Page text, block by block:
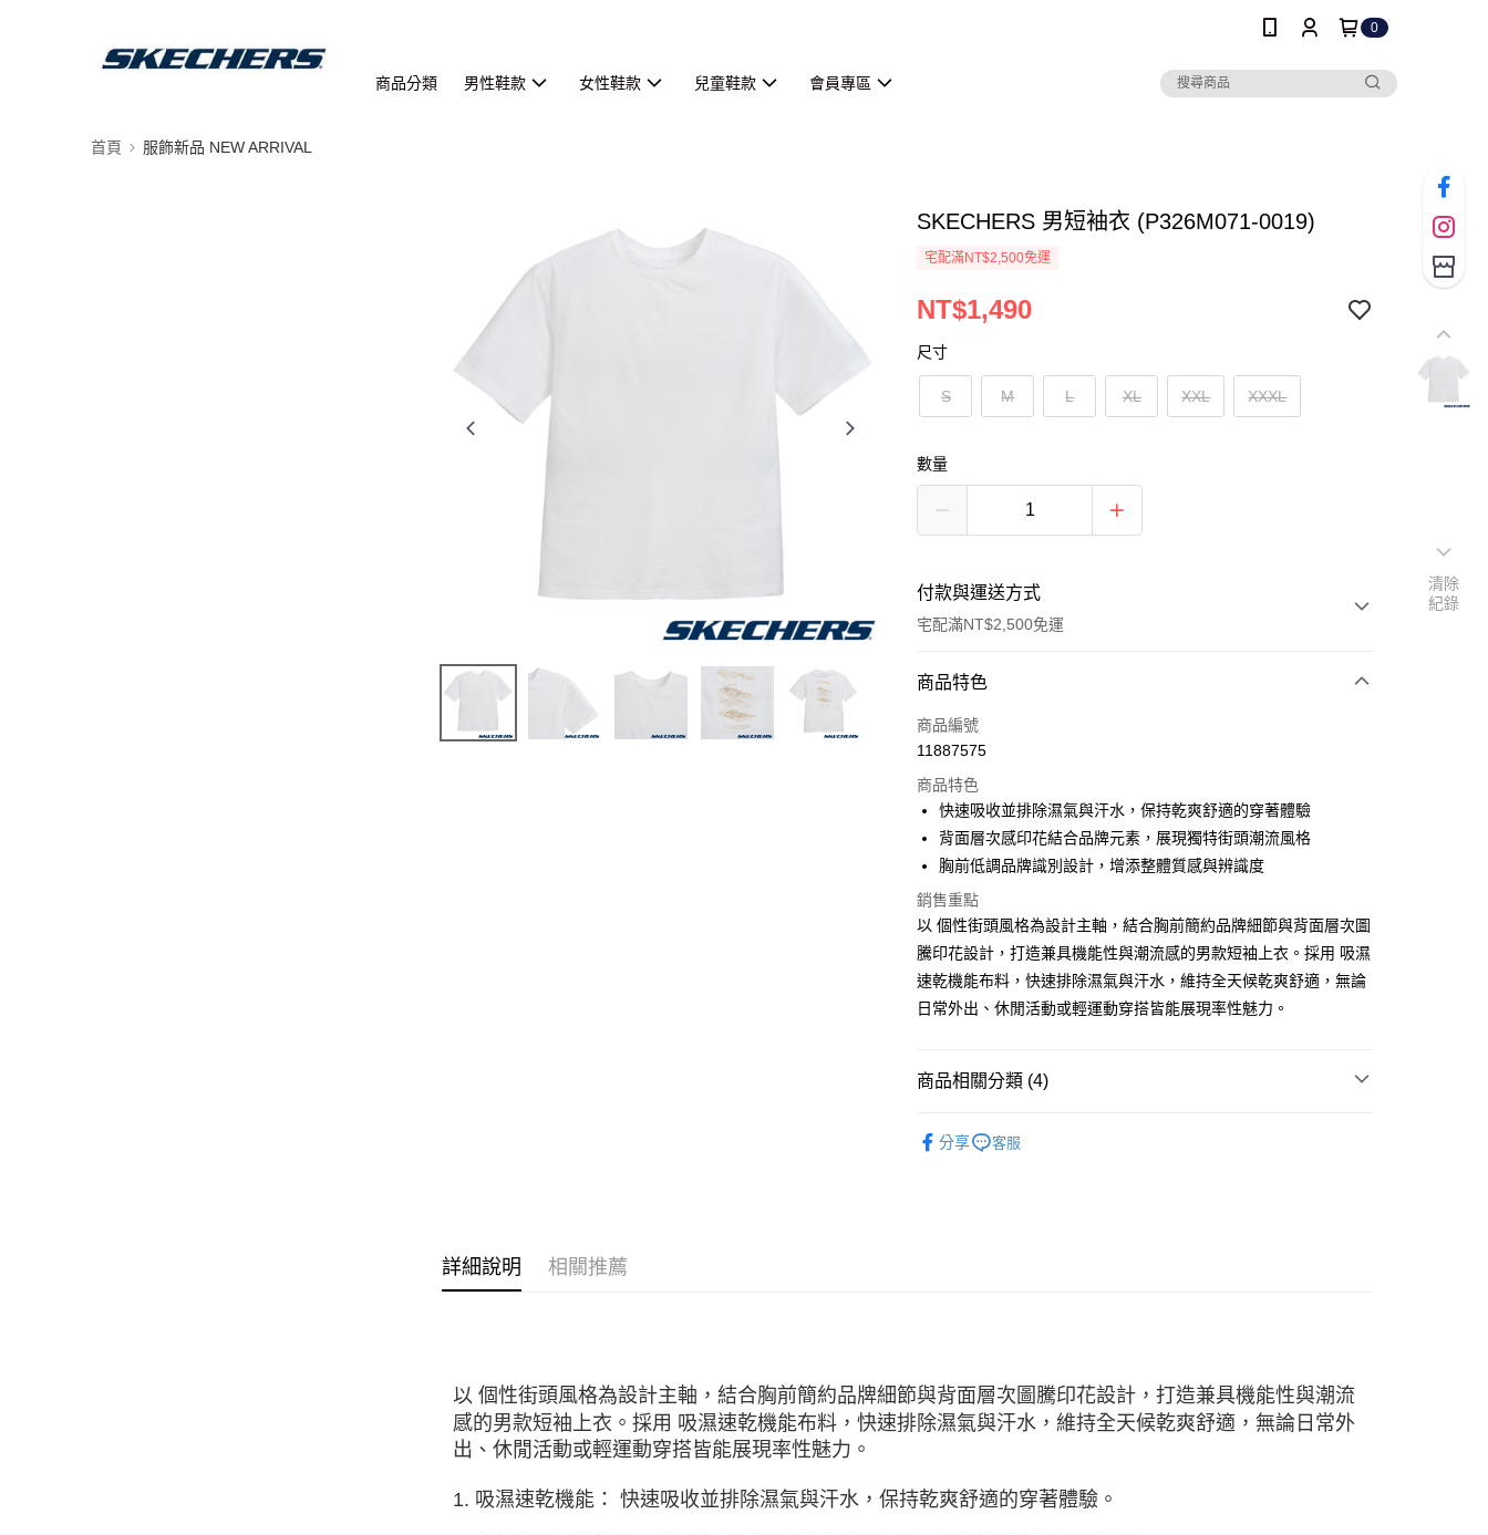
0
商品分類 男性鞋款 女性鞋款 兒童鞋款 會員專區
首頁 服飾新品 NEW ARRIVAL
SKECHERS 男短袖衣 (P326M071-0019)
宅配滿NT$2,500免運
NT$1,490
尺寸
S M L XL XXL XXXL
數量
付款與運送方式
宅配滿NT$2,500免運
付款方式
信用卡一次付款
大哥付你分期
相關說明
【大哥付你分期使用說明】
1.本服務由台灣大哥大提供，台灣大哥大用戶可立即使用無須另外申請。
2.付款方式選擇「大哥付你分期」，訂單成立後會自動跳轉到大哥付的交易
流程，驗證手機門號後，選擇欲分期的期數、繳款截止日，確認付款後即
完成交易。
3.實際核准額度、可分期數及費用金額請依後續交易確認頁面所載為準。
4.訂單成立30分鐘內，如未前往確認交易或遇審核未通過，訂單將自動取
消。如遇「轉專審核」未通過狀況，表示未達大哥付你分期系統評分，恕
無法說明評估內容。
醒簡訊。
2.透過簡訊連結打開帳單後，可選擇「超商條碼／台灣大直營門市／銀行轉
【注意事項】
ATM付款
宅配
每筆NT$100，滿NT$2,500(含以上)免運費
商品特色
商品編號
11887575
商品特色
快速吸收並排除濕氣與汗水，保持乾爽舒適的穿著體驗
背面層次感印花結合品牌元素，展現獨特街頭潮流風格
胸前低調品牌識別設計，增添整體質感與辨識度
銷售重點
以 個性街頭風格為設計主軸，結合胸前簡約品牌細節與背面層次圖
騰印花設計，打造兼具機能性與潮流感的男款短袖上衣。採用 吸濕
速乾機能布料，快速排除濕氣與汗水，維持全天候乾爽舒適，無論
日常外出、休閒活動或輕運動穿搭皆能展現率性魅力。
商品相關分類 (4)
分享 客服
詳細說明 相關推薦
以 個性街頭風格為設計主軸，結合胸前簡約品牌細節與背面層次圖騰印花設計，打造兼具機能性與潮流
感的男款短袖上衣。採用 吸濕速乾機能布料，快速排除濕氣與汗水，維持全天候乾爽舒適，無論日常外
出、休閒活動或輕運動穿搭皆能展現率性魅力。
1. 吸濕速乾機能： 快速吸收並排除濕氣與汗水，保持乾爽舒適的穿著體驗。
清除
紀錄